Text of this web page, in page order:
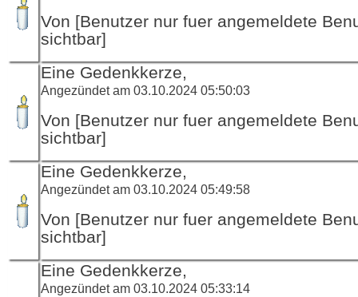
Von [Benutzer nur fuer angemeldete
sichtbar]
Eine Gedenkkerze,
Angezündet am 03.10.2024 05:50:03
Von [Benutzer nur fuer angemeldete
sichtbar]
Eine Gedenkkerze,
Angezündet am 03.10.2024 05:49:58
Von [Benutzer nur fuer angemeldete
sichtbar]
Eine Gedenkkerze,
Angezündet am 03.10.2024 05:33:14